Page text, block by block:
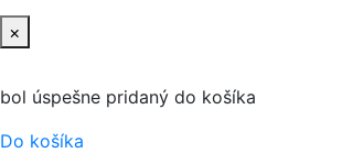
×
bol úspešne pridaný do košíka
Do košíka